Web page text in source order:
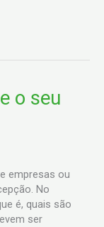
o seu
empresas ou
No
é, quais são
ser